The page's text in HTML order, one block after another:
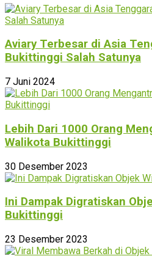
Aviary Terbesar di Asia
Bukittinggi Salah Satunya
7 Juni 2024
Lebih Dari 1000 Orang
Walikota Bukittinggi
30 Desember 2023
Ini Dampak Digratiskan
Bukittinggi
23 Desember 2023